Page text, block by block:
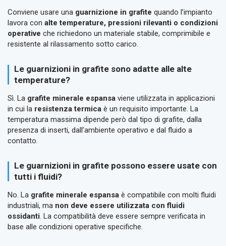
Conviene usare una guarnizione in grafite quando l’impianto
lavora con alte temperature, pressioni rilevanti o condizioni
operative che richiedono un materiale stabile, comprimibile e
resistente al rilassamento sotto carico.
Le guarnizioni in grafite sono adatte alle alte
temperature?
Sì. La grafite minerale espansa viene utilizzata in applicazioni
in cui la resistenza termica è un requisito importante. La
temperatura massima dipende però dal tipo di grafite, dalla
presenza di inserti, dall’ambiente operativo e dal fluido a
contatto.
Le guarnizioni in grafite possono essere usate con
tutti i fluidi?
No. La grafite minerale espansa è compatibile con molti fluidi
industriali, ma non deve essere utilizzata con fluidi
ossidanti. La compatibilità deve essere sempre verificata in
base alle condizioni operative specifiche.